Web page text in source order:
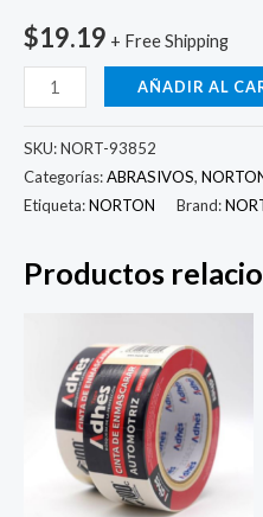
$19.19 + Free Shipping
NORT-
93852
NORTON:
LIJA
DE
SHS
230X280MM
G2000
HOJA
AÑADIR AL
SKU:NORT-93852
Categorías:ABRASIVOS,
Etiqueta:NORTON Brand:
Productos